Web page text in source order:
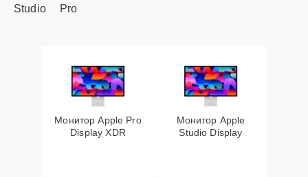
Studio
Pro
Монитор Apple Pro
Display XDR
Монитор Apple
Studio Display